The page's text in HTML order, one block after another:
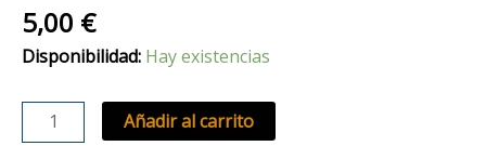
5,00 €
Disponibilidad: Hay existencias
Añadir al carrito